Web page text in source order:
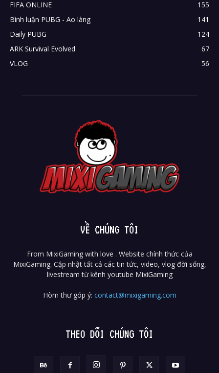
FIFA ONLINE
155
Bình luận PUBG - Ao làng
141
Daily PUBG
124
ARK Survival Evolved
67
VLOG
56
VỀ CHÚNG TÔI
From MixiGaming with love . Website chính thức của
MixiGaming. Cập nhật tất cả các tin tức, video, vlog đời sống,
livestream từ kênh youtube MixiGaming
Hòm thư góp ý: contact@mixigaming.com
THEO DÕI CHÚNG TÔI